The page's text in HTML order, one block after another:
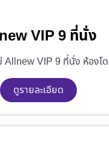
VIP 9 ที่นั่ง
Allnew VIP 9 ที่นั่ง ห้องโ
ดูรายละเอียด